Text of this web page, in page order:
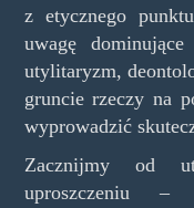
z etycznego
uwagę
utylitaryzm,
gruncie rzeczy na
wyprowadzić
Zacznijmy od
uproszczeniu –